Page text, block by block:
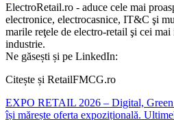
ElectroRetail.ro - aduce cele mai
electronice, electrocasnice, IT&C şi
marile reţele de electro-retail şi cei
industrie.
Ne găsești și pe LinkedIn:
Citește și RetailFMCG.ro
EXPO RETAIL 2026 – Digital,
își mărește oferta expozițională.